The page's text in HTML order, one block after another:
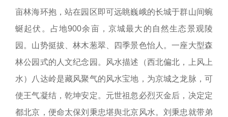
亩林海环抱，站在园区即可远眺巍峨的长城于群山间蜿
蜒起伏。占地900余亩，京城最大的自然生态景观陵
园。山势挺拔、林木葱翠、四季景色怡人。一座大型森
林公园式的人文纪念园。风水描述（西北偏北，上风上
水）八达岭是藏风聚气的风水宝地，为京城之龙脉，可
使王气凝结，乾坤安定。元世祖忽必烈灭金后，决定定
都北京，便命太保刘秉忠堪舆北京风水。刘秉忠就带弟